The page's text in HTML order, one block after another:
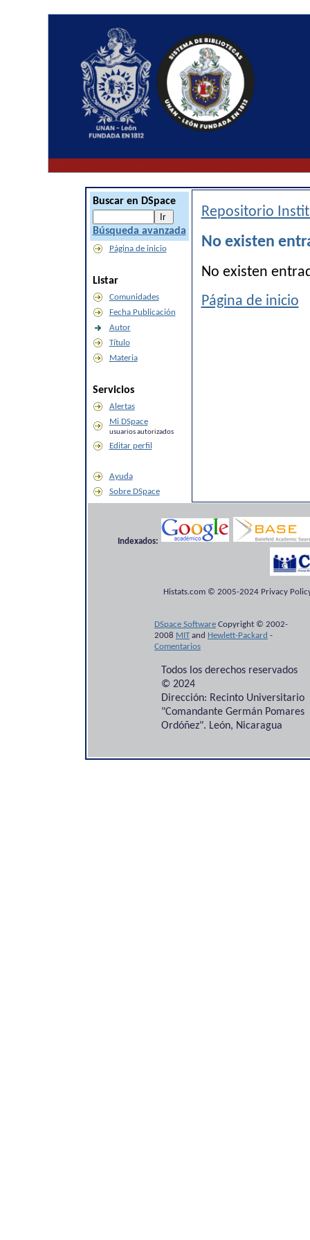
Buscar en DSpace
Búsqueda avanzada
Página de inicio
Listar
Comunidades
Fecha Publicación
Autor
Título
Materia
Servicios
Alertas
Mi DSpace
usuarios autorizados
Editar perfil
Ayuda
Sobre DSpace
Repositorio
No existen
No existen
Página de inicio
Indexados:
Histats.com © 2005-2024 Privacy
DSpace Software Copyright © 2002-
2008 MITand Hewlett-Packard -
Comentarios
Todos los derechos reservados
© 2024
Dirección: Recinto Universitario
"Comandante Germán Pomares
Ordóñez". León, Nicaragua